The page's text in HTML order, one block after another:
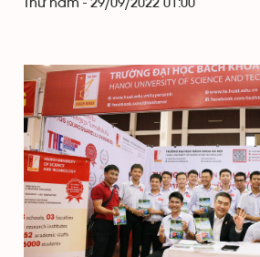
Thứ năm - 29/09/2022 01:00